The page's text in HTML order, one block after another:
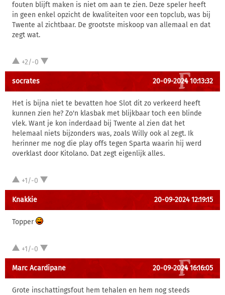
fouten blijft maken is niet om aan te zien. Deze speler heeft
in geen enkel opzicht de kwaliteiten voor een topclub, was bij
Twente al zichtbaar. De grootste miskoop van allemaal en dat
zegt wat.
+2/-0
socrates 20-09-2024 10:13:32
Het is bijna niet te bevatten hoe Slot dit zo verkeerd heeft
kunnen zien he? Zo'n klasbak met blijkbaar toch een blinde
vlek. Want je kon inderdaad bij Twente al zien dat het
helemaal niets bijzonders was, zoals Willy ook al zegt. Ik
herinner me nog die play offs tegen Sparta waarin hij werd
overklast door Kitolano. Dat zegt eigenlijk alles.
+1/-0
Knakkie 20-09-2024 12:19:15
Topper
+1/-0
Marc Acardipane 20-09-2024 16:16:05
Grote inschattingsfout hem tehalen en hem nog steeds